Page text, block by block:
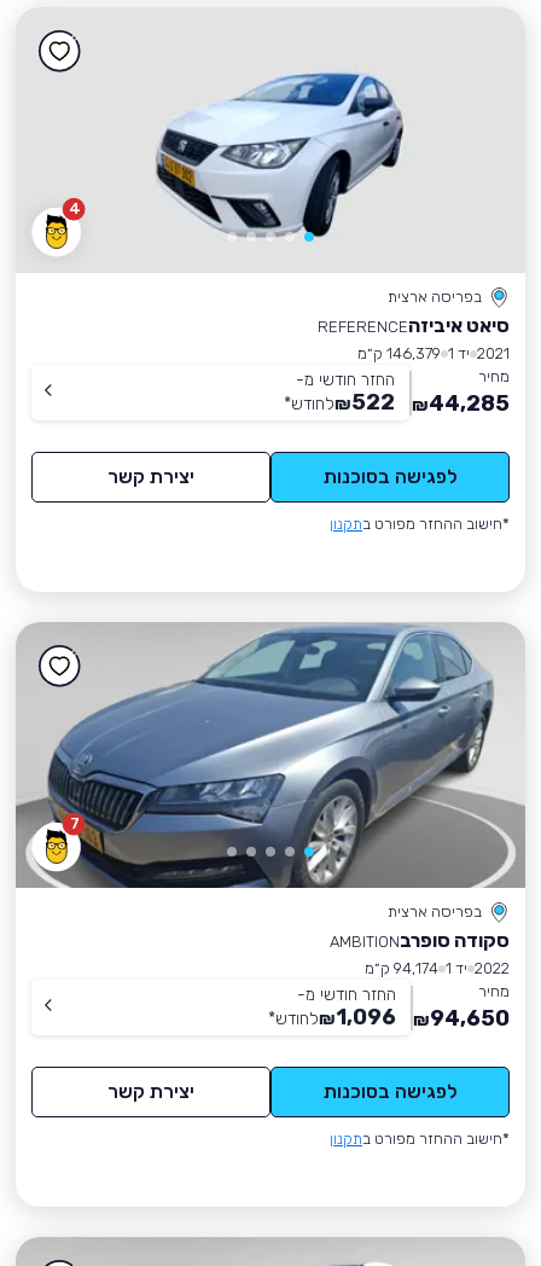
4
בפריסה ארצית
סיאט איביזהREFERENCE
2021 יד 1
146,379 ק״מ
מחיר
44,285
₪
החזר חודשי מ-
522
₪לחודש*
לפגישה בסוכנות יצירת קשר
*חישוב ההחזר מפורט בתקנון
7
בפריסה ארצית
סקודה סופרבAMBITION
2022 יד 1
94,174 ק״מ
מחיר
94,650
₪
החזר חודשי מ-
1,096
₪לחודש*
לפגישה בסוכנות יצירת קשר
*חישוב ההחזר מפורט בתקנון